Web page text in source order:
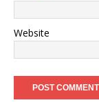
Website